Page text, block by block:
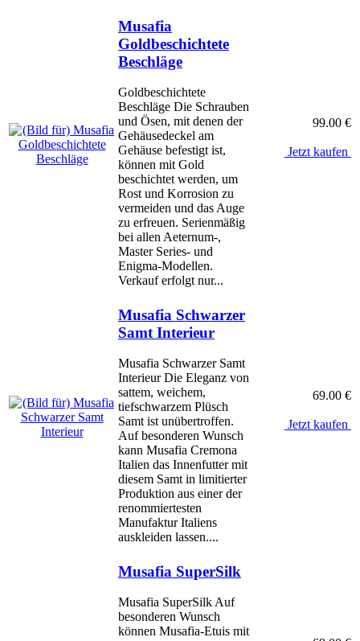
Musafia
Goldbeschichtete
Beschläge
Goldbeschichtete
Beschläge Die Schrauben
und Ösen, mit denen der
Gehäusedeckel am
Gehäuse befestigt ist,
können mit Gold
beschichtet werden, um
Rost und Korrosion zu
vermeiden und das Auge
zu erfreuen. Serienmäßig
bei allen Aeternum-,
Master Series- und
Enigma-Modellen.
Verkauf erfolgt nur...
99.00 €
Jetzt kaufen
Musafia Schwarzer
Samt Interieur
Musafia Schwarzer Samt
Interieur Die Eleganz von
sattem, weichem,
tiefschwarzem Plüsch
Samt ist unübertroffen.
Auf besonderen Wunsch
kann Musafia Cremona
Italien das Innenfutter mit
diesem Samt in limitierter
Produktion aus einer der
renommiertesten
Manufaktur Italiens
auskleiden lassen....
69.00 €
Jetzt kaufen
Musafia SuperSilk
Musafia SuperSilk Auf
besonderen Wunsch
können Musafia-Etuis mit